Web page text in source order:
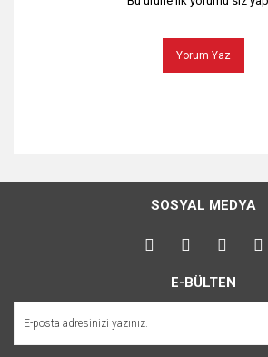
Yorum Yaz
tarafımıza iletebilirsiniz.
Görüş ve önerileriniz için teşekkür ederiz.
Ürün resmi kalitesiz, bozuk veya
Ürün açıklamasında eksik bilgiler bulunuyor.
Ürün fiyatı diğer sitelerden daha pahalı.
Bu ürüne benzer farklı alternatifler olmalı.
SOSYAL MEDYA
E-BÜLTEN